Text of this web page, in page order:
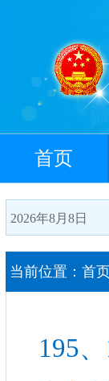
首页
2026年8月8日
当前位置： 首
195